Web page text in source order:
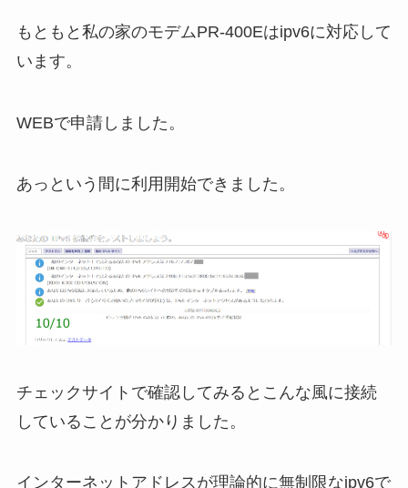
もともと私の家のモデムPR-400Eはipv6に対応して
います。
WEBで申請しました。
あっという間に利用開始できました。
チェックサイトで確認してみるとこんな風に接続
していることが分かりました。
インターネットアドレスが理論的に無制限なipv6で